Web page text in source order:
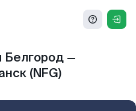
Белгород —
(NFG)